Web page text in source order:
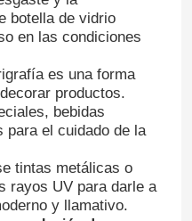
botella de vidrio
en las condiciones
es una forma
productos.
bebidas
para el cuidado de la
tintas metálicas o
rayos UV para darle a
y llamativo.